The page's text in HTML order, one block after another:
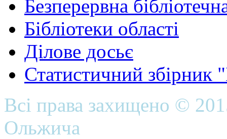
Безперервна
Бібліотеки області
Ділове досьє
Статистичний
Всі права захищено ©
Ольжича